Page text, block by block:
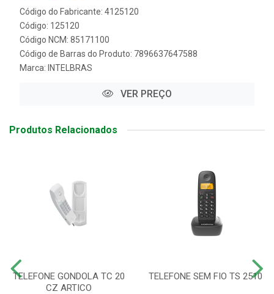
Código do Fabricante: 4125120
Código: 125120
Código NCM: 85171100
Código de Barras do Produto: 7896637647588
Marca: INTELBRAS
VER PREÇO
Produtos Relacionados
TELEFONE GONDOLA TC 20
CZ ARTICO
TELEFONE SEM FIO TS 2510